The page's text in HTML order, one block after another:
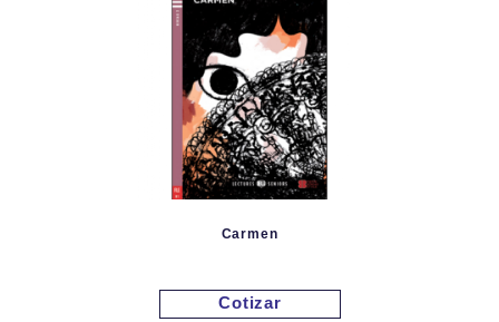
Carmen
Cotizar